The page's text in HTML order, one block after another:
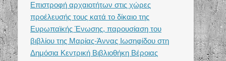
Επιστροφή αρχαιοτήτων στις χώρες
προέλευσής τους κατά το δίκαιο της
Ευρωπαϊκής Ένωσης, παρουσίαση του
βιβλίου της Μαρίας-Άννας Ιωσηφίδου στη
Δημόσια Κεντρική Βιβλιοθήκη Βέροιας